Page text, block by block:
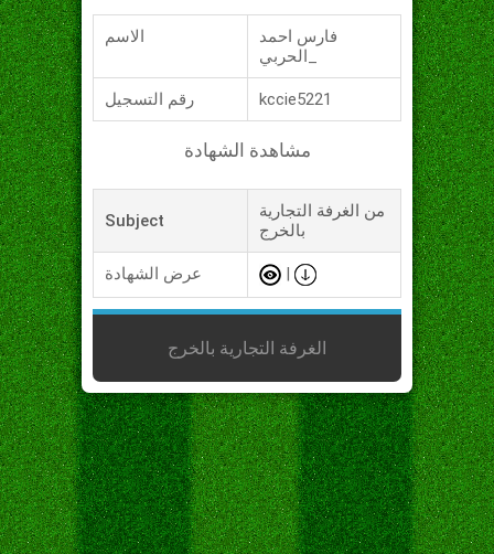
الاسم
فارس احمد
رقم التسجيل kccie5221
مشاهدة الشهادة
Subject
من الغرفة التجارية
بالخرج
عرض الشهادة
الغرفة التجارية بالخرج